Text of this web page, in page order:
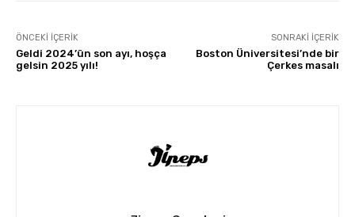
ÖNCEKI İÇERIK
Geldi 2024’ün son ayı, hoşça
gelsin 2025 yılı!
SONRAKI İÇERIK
Boston Üniversitesi’nde bir
Çerkes masalı